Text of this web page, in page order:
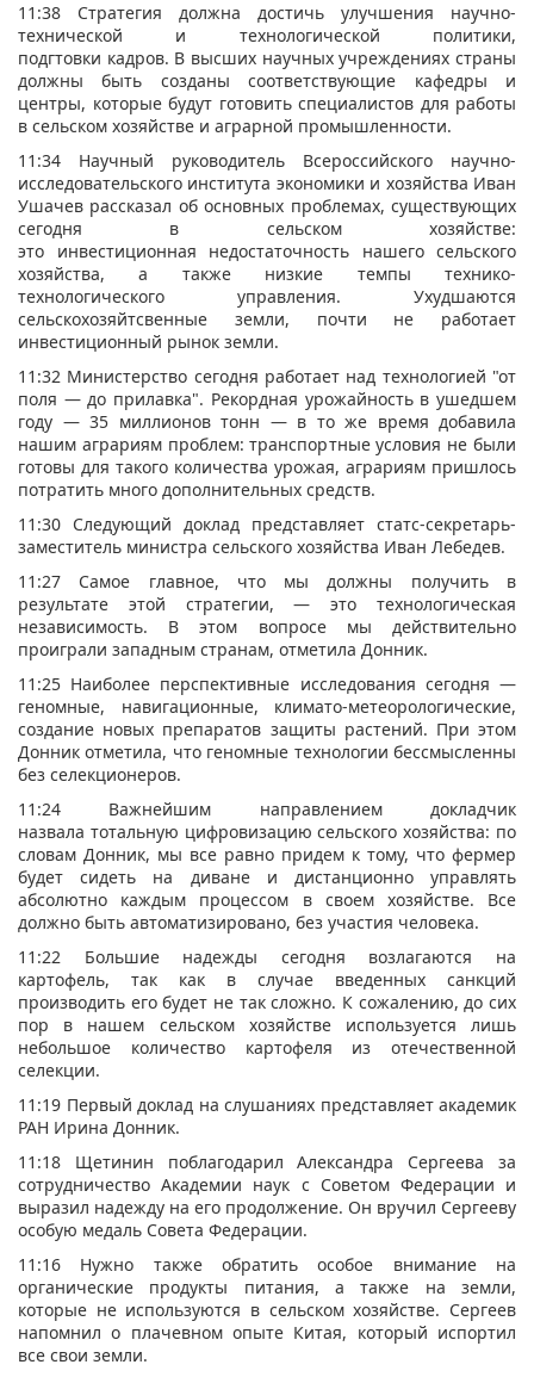
11:38 Стратегия должна достичь улучшения научно-
технической и технологической политики,
подгтовки кадров. В высших научных учреждениях страны
должны быть созданы соответствующие кафедры и
центры, которые будут готовить специалистов для работы
в сельском хозяйстве и аграрной промышленности.
11:34 Научный руководитель Всероссийского научно-
исследовательского института экономики и хозяйства Иван
Ушачев рассказал об основных проблемах, существующих
сегодня в сельском хозяйстве:
это инвестиционная недостаточность нашего сельского
хозяйства, а также низкие темпы технико-
технологического управления. Ухудшаются
сельскохозяйтсвенные земли, почти не работает
инвестиционный рынок земли.
11:32 Министерство сегодня работает над технологией "от
поля — до прилавка". Рекордная урожайность в ушедшем
году — 35 миллионов тонн — в то же время добавила
нашим аграриям проблем: транспортные условия не были
готовы для такого количества урожая, аграриям пришлось
потратить много дополнительных средств.
11:30 Следующий доклад представляет статс-секретарь-
заместитель министра сельского хозяйства Иван Лебедев.
11:27 Самое главное, что мы должны получить в
результате этой стратегии, — это технологическая
независимость. В этом вопросе мы действительно
проиграли западным странам, отметила Донник.
11:25 Наиболее перспективные исследования сегодня —
геномные, навигационные, климато-метеорологические,
создание новых препаратов защиты растений. При этом
Донник отметила, что геномные технологии бессмысленны
без селекционеров.
11:24 Важнейшим направлением докладчик
назвала тотальную цифровизацию сельского хозяйства: по
словам Донник, мы все равно придем к тому, что фермер
будет сидеть на диване и дистанционно управлять
абсолютно каждым процессом в своем хозяйстве. Все
должно быть автоматизировано, без участия человека.
11:22 Большие надежды сегодня возлагаются на
картофель, так как в случае введенных санкций
производить его будет не так сложно. К сожалению, до сих
пор в нашем сельском хозяйстве используется лишь
небольшое количество картофеля из отечественной
селекции.
11:19 Первый доклад на слушаниях представляет академик
РАН Ирина Донник.
11:18 Щетинин поблагодарил Александра Сергеева за
сотрудничество Академии наук с Советом Федерации и
выразил надежду на его продолжение. Он вручил Сергееву
особую медаль Совета Федерации.
11:16 Нужно также обратить особое внимание на
органические продукты питания, а также на земли,
которые не используются в сельском хозяйстве. Сергеев
напомнил о плачевном опыте Китая, который испортил
все свои земли.